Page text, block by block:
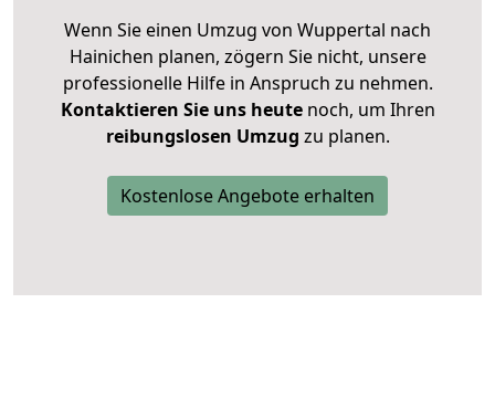
Wenn Sie einen Umzug von Wuppertal nach
Hainichen planen, zögern Sie nicht, unsere
professionelle Hilfe in Anspruch zu nehmen.
Kontaktieren Sie uns heutenoch, um Ihren
reibungslosen Umzug zu planen.
Kostenlose Angebote erhalten